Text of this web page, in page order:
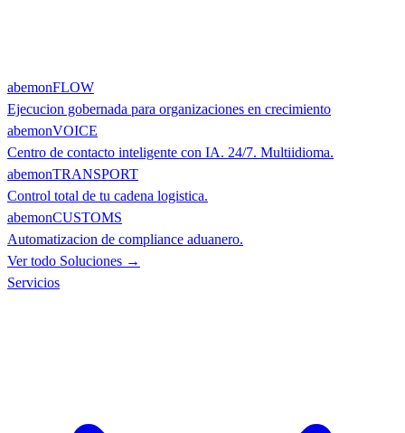
abemonFLOW
Ejecucion gobernada para organizaciones en crecimiento
abemonVOICE
Centro de contacto inteligente con IA. 24/7. Multiidioma.
abemonTRANSPORT
Control total de tu cadena logistica.
abemonCUSTOMS
Automatizacion de compliance aduanero.
Ver todo Soluciones →
Servicios